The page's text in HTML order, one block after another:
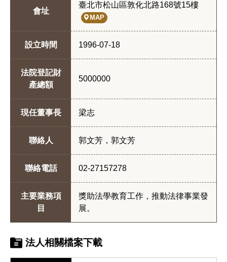
會址
臺北市松山區敦化北路168號15樓
MAP
設立時間 1996-07-18
法院登記財
產總額
5000000
現任董事長 梁志
聯絡人 郭文芳，郭文芳
聯絡電話 02-27157278
主要業務項
目
獎助法學教育工作，推動法律事業發
展。
法人相關檔案下載